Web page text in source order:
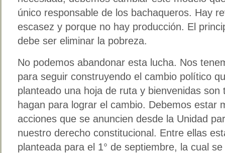
único responsable de los bachaqueros. Hay
escasez y porque no hay producción. El
debe ser eliminar la pobreza.
No podemos abandonar esta lucha. Nos
para seguir construyendo el cambio político
planteado una hoja de ruta y bienvenidas
hagan para lograr el cambio. Debemos estar
acciones que se anuncien desde la Unidad
nuestro derecho constitucional. Entre ellas
planteada para el 1° de septiembre, la cual